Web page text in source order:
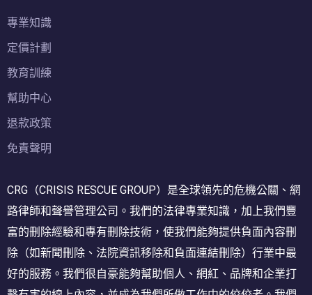
專業知識
定價計劃
教育訓練
幫助中心
退款政策
免責聲明
CRG（CRISIS RESCUE GROUP）是全球領先的危機公關、網
路律師和聲譽管理公司。我們的法律專業知識，加上我們豐
富的刪除經驗和專有刪除技術，使我們能夠提供負面內容刪
除（如新聞刪除、法院資訊移除和負面連結刪除）行業中最
好的服務。我們很自豪能夠幫助個人、網紅、品牌和企業打